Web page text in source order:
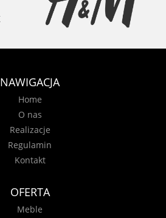
NAWIGACJA
Home
O nas
Realizacje
Regulamin
Kontakt
OFERTA
Meble